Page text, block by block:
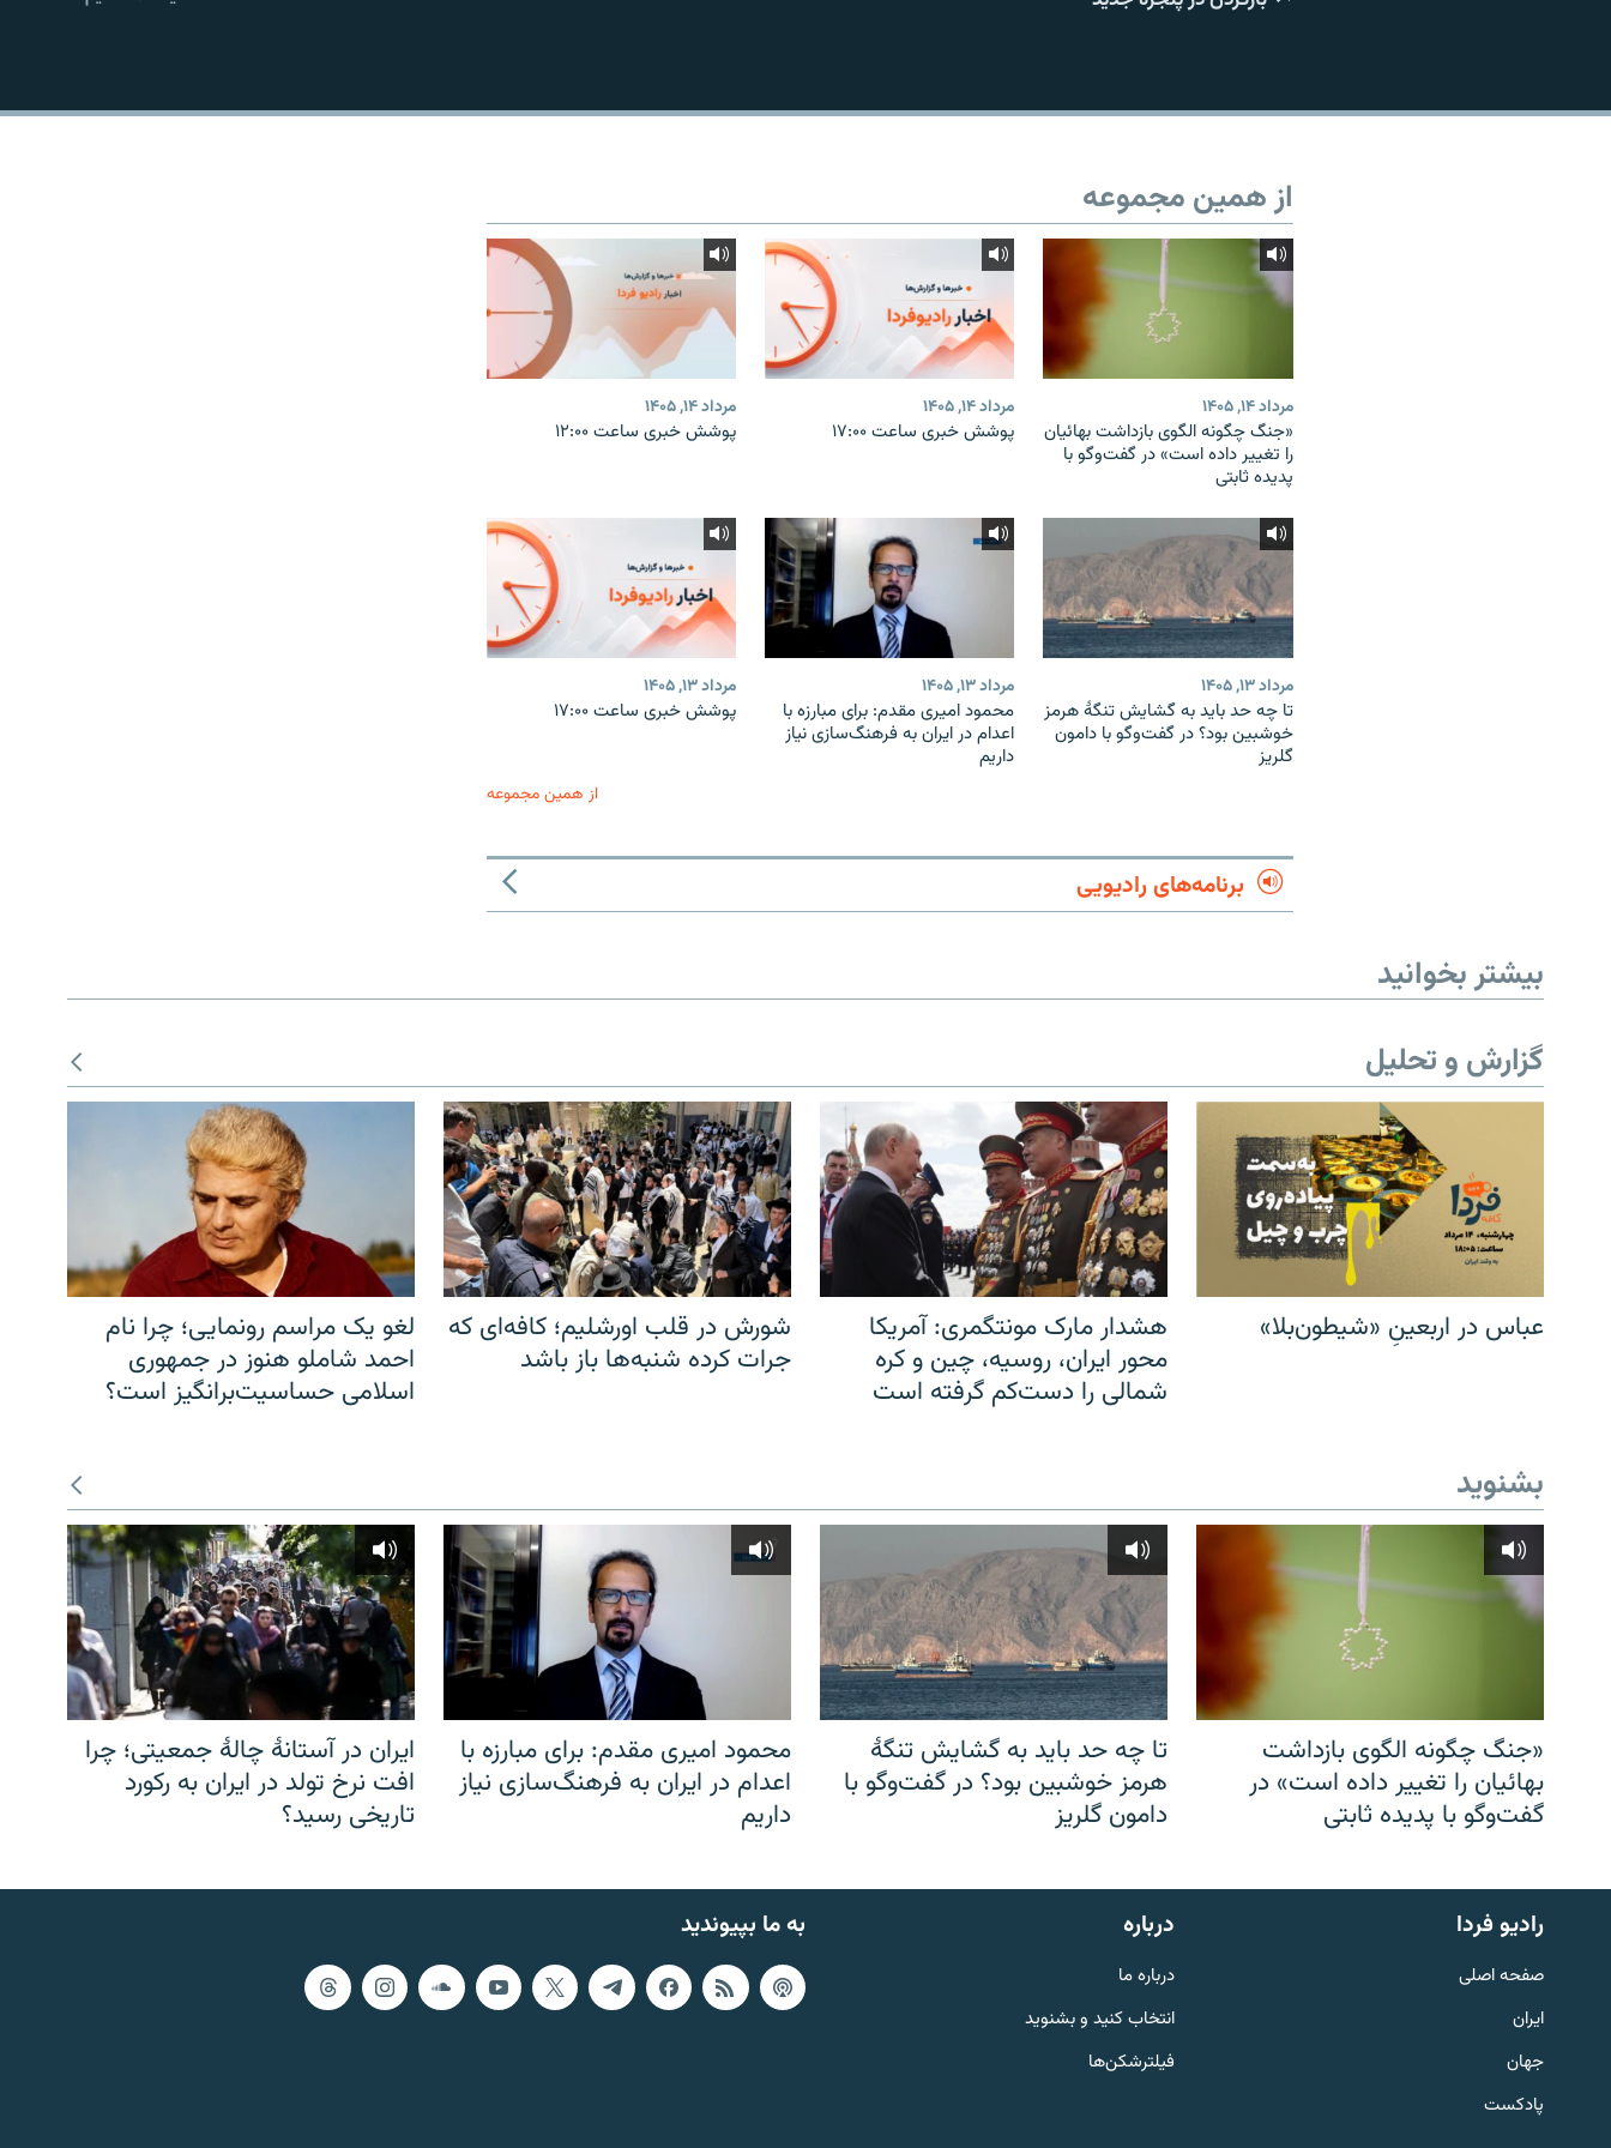
English
به ما بپیوندید
EMBED
از همین مجموعه
مرداد ۱۴, ۱۴۰۵
«جنگ چگونه الگوی بازداشت بهائیان
را تغییر داده است» در گفت‌وگو با
پدیده ثابتی
مرداد ۱۴, ۱۴۰۵
پوشش خبری ساعت ۱۷:۰۰
مرداد ۱۴, ۱۴۰۵
پوشش خبری ساعت ۱۲:۰۰
مرداد ۱۳, ۱۴۰۵
تا چه حد باید به گشایش تنگهٔ هرمز
خوشبین بود؟ در گفت‌وگو با دامون
گلریز
مرداد ۱۳, ۱۴۰۵
محمود امیری مقدم: برای مبارزه با
اعدام در ایران به فرهنگ‌سازی نیاز
داریم
مرداد ۱۳, ۱۴۰۵
پوشش خبری ساعت ۱۷:۰۰
از همین مجموعه
برنامه‌های رادیویی
بیشتر بخوانید
گزارش و تحلیل
عباس در اربعینِ «شیطون‌بلا»
هشدار مارک مونتگمری: آمریکا
محور ایران، روسیه، چین و کره
شمالی را دست‌کم گرفته است
شورش در قلب اورشلیم؛ کافه‌ای که
جرات کرده شنبه‌ها باز باشد
لغو یک مراسم رونمایی؛ چرا نام
احمد شاملو هنوز در جمهوری
اسلامی حساسیت‌برانگیز است؟
بشنوید
«جنگ چگونه الگوی بازداشت
بهائیان را تغییر داده است» در
گفت‌وگو با پدیده ثابتی
تا چه حد باید به گشایش تنگهٔ
هرمز خوشبین بود؟ در گفت‌وگو با
دامون گلریز
محمود امیری مقدم: برای مبارزه با
اعدام در ایران به فرهنگ‌سازی نیاز
داریم
ایران در آستانهٔ چالهٔ جمعیتی؛ چرا
افت نرخ تولد در ایران به رکورد
تاریخی رسید؟
به ما بپیوندید رادیو فردا
صفحه اصلی
ایران
جهان
پادکست
درباره
درباره ما
انتخاب کنید و بشنوید
فیلترشکن‌ها